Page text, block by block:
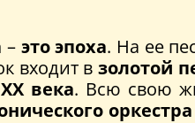
– это эпоха. На ее
входит взолотой
века. Всю свою
оркестра